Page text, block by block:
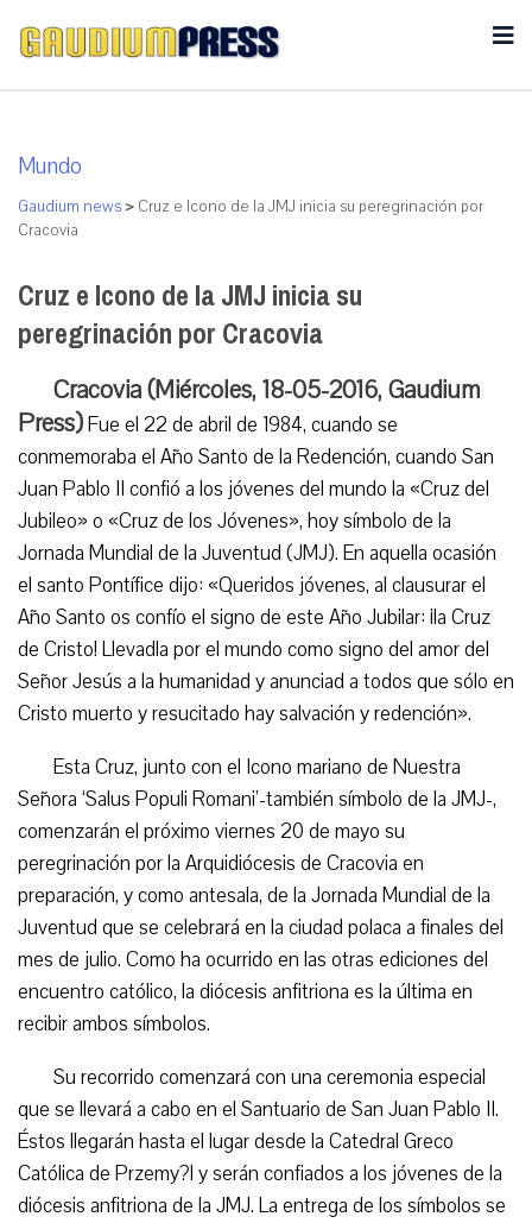
Mundo
Gaudium news > Cruz e Icono de la JMJ inicia su peregrinación por
Cracovia
Cruz e Icono de la JMJ inicia su
peregrinación por Cracovia
Cracovia (Miércoles, 18-05-2016, Gaudium
Press)Fue el 22 de abril de 1984, cuando se
conmemoraba el Año Santo de la Redención, cuando San
Juan Pablo II confió a los jóvenes del mundo la «Cruz del
Jubileo» o «Cruz de los Jóvenes», hoy símbolo de la
Jornada Mundial de la Juventud (JMJ). En aquella ocasión
el santo Pontífice dijo: «Queridos jóvenes, al clausurar el
Año Santo os confío el signo de este Año Jubilar: ¡la Cruz
de Cristo! Llevadla por el mundo como signo del amor del
Señor Jesús a la humanidad y anunciad a todos que sólo en
Cristo muerto y resucitado hay salvación y redención».
Esta Cruz, junto con el Icono mariano de Nuestra
Señora ‘Salus Populi Romani’-también símbolo de la JMJ-,
comenzarán el próximo viernes 20 de mayo su
peregrinación por la Arquidiócesis de Cracovia en
preparación, y como antesala, de la Jornada Mundial de la
Juventud que se celebrará en la ciudad polaca a finales del
mes de julio. Como ha ocurrido en las otras ediciones del
encuentro católico, la diócesis anfitriona es la última en
recibir ambos símbolos.
Su recorrido comenzará con una ceremonia especial
que se llevará a cabo en el Santuario de San Juan Pablo II.
Éstos llegarán hasta el lugar desde la Catedral Greco
Católica de Przemy?l y serán confiados a los jóvenes de la
diócesis anfitriona de la JMJ. La entrega de los símbolos se